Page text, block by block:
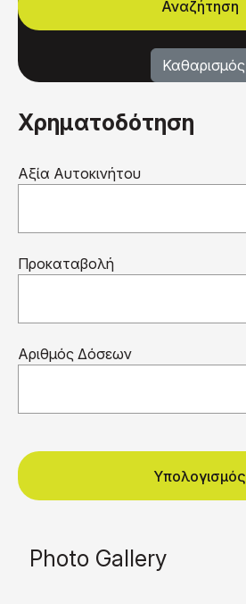
Χρηματοδότηση
Αξία Αυτοκινήτου
Προκαταβολή
Αριθμός Δόσεων
Υπολογισμός
Photo Gallery